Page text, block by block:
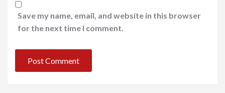
Save my name, email, and website in this browser
for the next time I comment.